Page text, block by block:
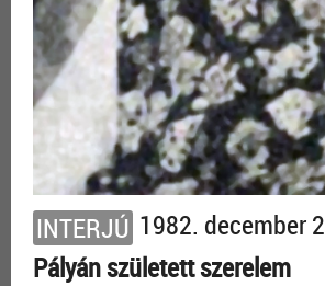
INTERJÚ 1982. december
Pályán született szerelem